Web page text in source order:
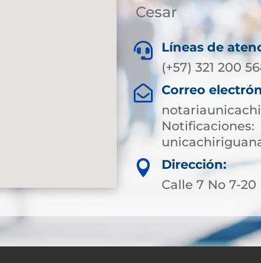
Cesar

Líneas de
(+57) 321 200

Correo
Notificaciones:

Dirección:
Calle 7 No 7-